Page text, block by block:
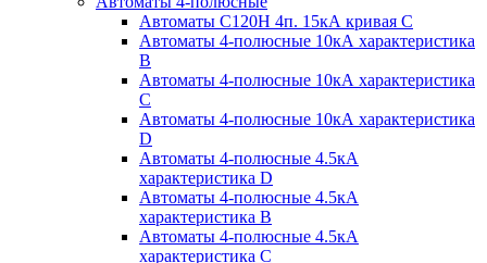
Автоматы С120H 4п. 15кА кривая C
Автоматы 4-полюсные 10кА характеристика
B
Автоматы 4-полюсные 10кА характеристика
C
Автоматы 4-полюсные 10кА характеристика
D
Автоматы 4-полюсные 4.5кА
характеристика D
Автоматы 4-полюсные 4.5кА
характеристика В
Автоматы 4-полюсные 4.5кА
характеристика С